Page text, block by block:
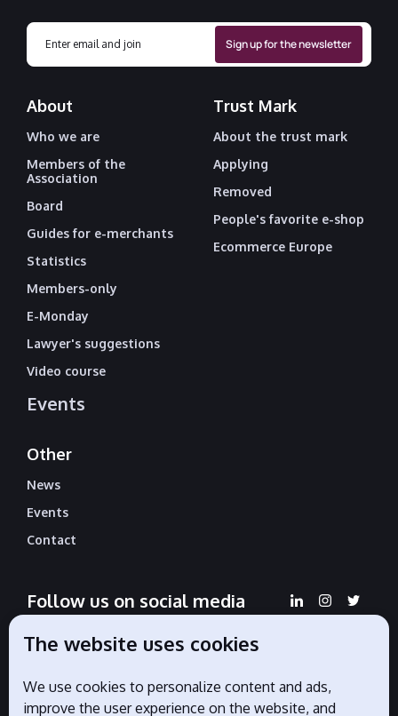
About
Who we are
Members of the
Association
Board
Guides for e-merchants
Statistics
Members-only
E-Monday
Lawyer's suggestions
Video course
Events
Trust Mark
About the trust mark
Applying
Removed
People's favorite e-shop
Ecommerce Europe
Other
News
Events
Contact
Follow us on social media
Official partners
The website uses cookies
We use cookies to personalize content and ads,
improve the user experience on the website, and